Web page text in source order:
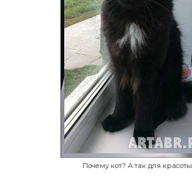
Почему кот? А так для красоты